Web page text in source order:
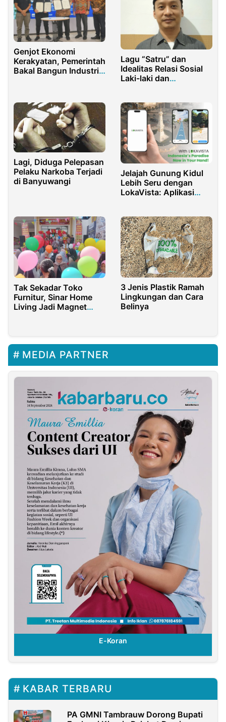
Genjot Ekonomi
Kerakyatan, Pemerintah
Bakal Bangun Industri
Lagu “Satru” dan
Idealitas Relasi Sosial
Laki-laki dan
Lagi, Diduga Pelepasan
Pelaku Narkoba Terjadi
di Banyuwangi
Jelajah Gunung Kidul
Lebih Seru dengan
LokaVista: Aplikasi
Tak Sekadar Toko
Furnitur, Sinar Home
Living Jadi Magnet
3 Jenis Plastik Ramah
Lingkungan dan Cara
Belinya
MEDIA PARTNER
E-Koran
KABAR TERBARU
PA GMNI Tambrauw Dorong Bupati